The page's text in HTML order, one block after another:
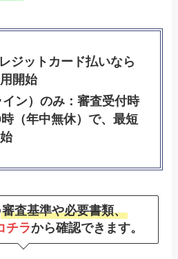
ジットカード払いなら
開始
ン）のみ：審査受付時
（年中無休）で、最短
審査基準や必要書類、
チラから確認できます。